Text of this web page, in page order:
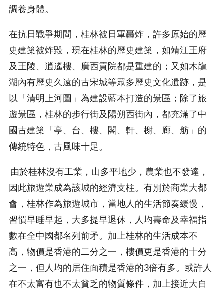
調養身體。
在抗日戰爭期間，桂林被日軍轟炸，許多原始的歷
史建築被炸毀，現在桂林的歷史建築，如靖江王府
及王陵、逍遙樓、廣西貢院都是重建的；又如木龍
湖內有歷史久遠的古宋城等眾多歷史文化遺跡，是
以「清明上河圖」為建設藍本打造的景區；除了旅
遊景區，桂林的步行街及陽朔西街內，都充滿了中
國古建築「亭、台、樓、閣、軒、榭、廊、舫」的
傳統特色，古風味十足。
由於桂林沒有工業，山多平地少，農業也不發達，
因此旅遊業成為該城的經濟支柱。有別於商業大都
會，桂林作為旅遊城市，當地人的生活節奏緩慢，
習慣早睡早起，大多提早退休，人均壽命及幸福指
數在全中國都名列前矛。加上桂林的生活成本不
高，物價是香港的二分之一，樓價更是香港的十分
之一，但人均的居住面積是香港的3倍有多。或許人
在不太富有也不太貧乏的物質條件，加上接近大自